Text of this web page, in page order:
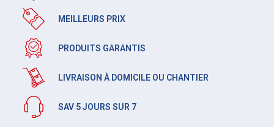
MEILLEURS PRIX
PRODUITS GARANTIS
LIVRAISON À DOMICILE OU CHANTIER
SAV 5 JOURS SUR 7